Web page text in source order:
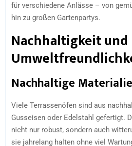
für verschiedene Anlässe – von
hin zu großen Gartenpartys.
Nachhaltigkeit und
Nachhaltige
Viele Terrassenöfen sind aus
Gusseisen oder Edelstahl gefertigt.
nicht nur robust, sondern auch
sie jahrelang halten ohne viel